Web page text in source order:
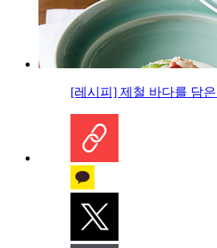
[레시피] 제철 바다를 담